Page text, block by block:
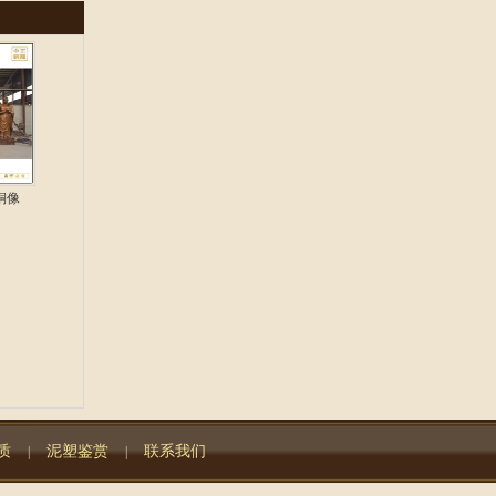
像
| 泥塑鉴赏 | 联系我们